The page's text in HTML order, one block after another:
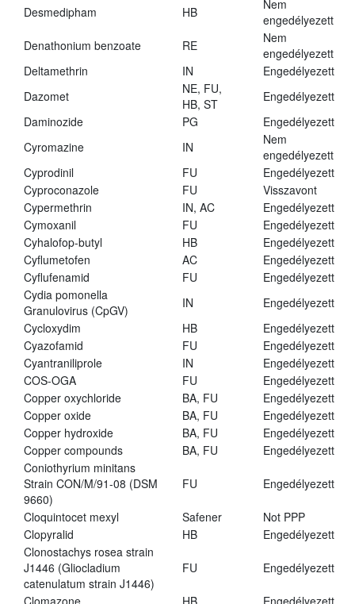
Desmedipham
HB
Nem
engedélyezett
Denathonium benzoate
RE
Nem
engedélyezett
Deltamethrin
IN
Engedélyezett
Dazomet
NE, FU,
HB, ST
Engedélyezett
Daminozide
PG
Engedélyezett
Cyromazine
IN
Nem
engedélyezett
Cyprodinil
FU
Engedélyezett
Cyproconazole
FU
Visszavont
Cypermethrin
IN, AC
Engedélyezett
Cymoxanil
FU
Engedélyezett
Cyhalofop-butyl
HB
Engedélyezett
Cyflumetofen
AC
Engedélyezett
Cyflufenamid
FU
Engedélyezett
Cydia pomonella
Granulovirus (CpGV)
IN
Engedélyezett
Cycloxydim
HB
Engedélyezett
Cyazofamid
FU
Engedélyezett
Cyantraniliprole
IN
Engedélyezett
COS-OGA
FU
Engedélyezett
Copper oxychloride
BA, FU
Engedélyezett
Copper oxide
BA, FU
Engedélyezett
Copper hydroxide
BA, FU
Engedélyezett
Copper compounds
BA, FU
Engedélyezett
Coniothyrium minitans
Strain CON/M/91-08 (DSM
9660)
FU Engedélyezett
Cloquintocet mexyl Safener
Not PPP
Clopyralid
HB
Engedélyezett
Clonostachys rosea strain
J1446 (Gliocladium
catenulatum strain J1446)
FU Engedélyezett